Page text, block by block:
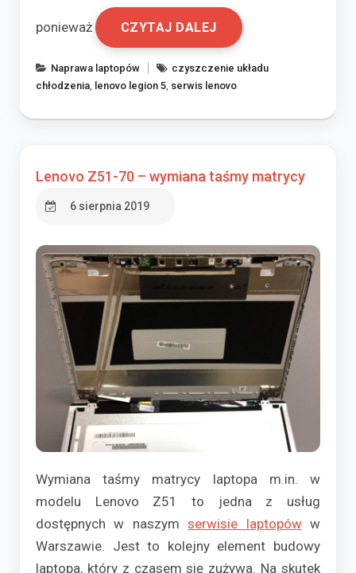
ponieważ CZYTAJ DALEJ
Naprawa laptopów
czyszczenie układu
chłodzenia, lenovo legion 5, serwis lenovo
Lenovo Z51-70 – wymiana taśmy matrycy
6 sierpnia 2019
Wymiana taśmy matrycy laptopa m.in. w
modelu Lenovo Z51 to jedna z usług
dostępnych w naszymserwisie laptopóww
Warszawie. Jest to kolejny element budowy
laptopa, który z czasem się zużywa. Na skutek